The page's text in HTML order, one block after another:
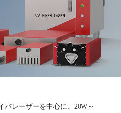
バレーザーを中心に、20W～